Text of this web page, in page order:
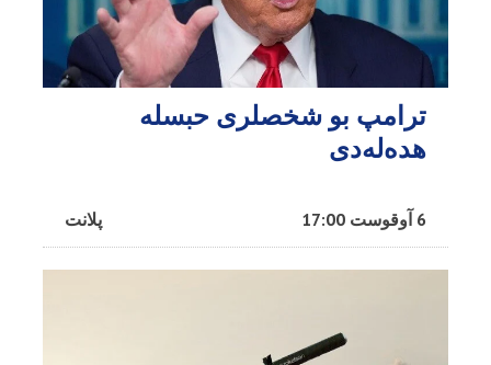
ترامپ بو شخصلری حبسله
هده‌له‌دی
پلانت 6 آوقوست 17:00